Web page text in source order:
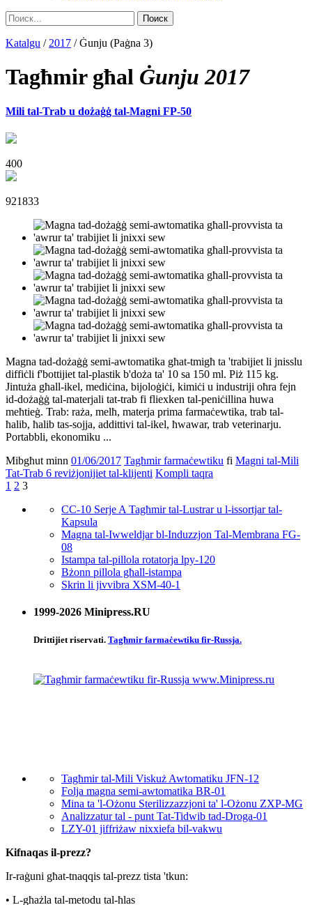
Katalgu / 2017 /Ġunju (Paġna 3)
Tagħmir għal Ġunju 2017
Mili tal-Trab u dożaġġ tal-Magni FP-50
400
921833
Magna tad-dożaġġ semi-awtomatika għat-tmigħ ta 'trabijiet li jnisslu
diffiċli f'bottijiet tal-plastik b'doża ta' 10 sa 150 ml. Piż 115 kg.
Jintuża għall-ikel, mediċina, bijoloġiċi, kimiċi u industriji oħra fejn
id-dożaġġ tal-materjali tat-trab fi fliexken tal-peniċillina huwa
meħtieġ. Trab: raża, melħ, materja prima farmaċewtika, trab tal-
ħalib, ħalib tas-sojja, addittivi tal-ikel, ħwawar, trab veterinarju.
Portabbli, ekonomiku ...
Mibgħut minn 01/06/2017 Tagħmir farmaċewtiku fi Magni tal-Mili
Tat-Trab 6 reviżjonijiet tal-klijenti Kompli taqra
1 2 3
CC-10 Serje A Tagħmir tal-Lustrar u l-issortjar tal-
Kapsula
Magna tal-Iwweldjar bl-Induzzjon Tal-Membrana FG-
08
Istampa tal-pillola rotatorja lpy-120
Bżonn pillola għall-istampa
Skrin li jivvibra XSM-40-1
1999-2026 Minipress.RU
Drittijiet riservati. Tagħmir farmaċewtiku fir-Russja.
Tagħmir tal-Mili Viskuż Awtomatiku JFN-12
Folja magna semi-awtomatika BR-01
Mina ta 'l-Ożonu Sterilizzazzjoni ta' l-Ożonu ZXP-MG
Analizzatur tal - punt Tat-Tidwib tad-Droga-01
LZY-01 jiffriżaw nixxiefa bil-vakwu
Kifnaqas il-prezz?
Ir-raġuni għat-tnaqqis tal-prezz tista 'tkun:
• L-għażla tal-metodu tal-ħlas